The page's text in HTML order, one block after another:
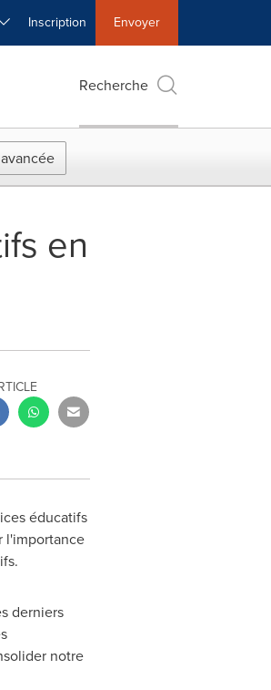
Inscription Envoyer
Recherche
en
éducatifs
l'importance
derniers
notre